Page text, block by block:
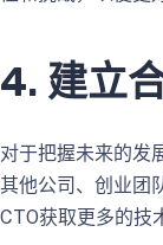
4. 建立
对于把握未来的发
其他公司、创业团
CTO获取更多的技